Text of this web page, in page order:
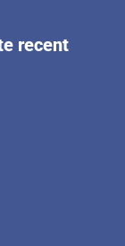
recent